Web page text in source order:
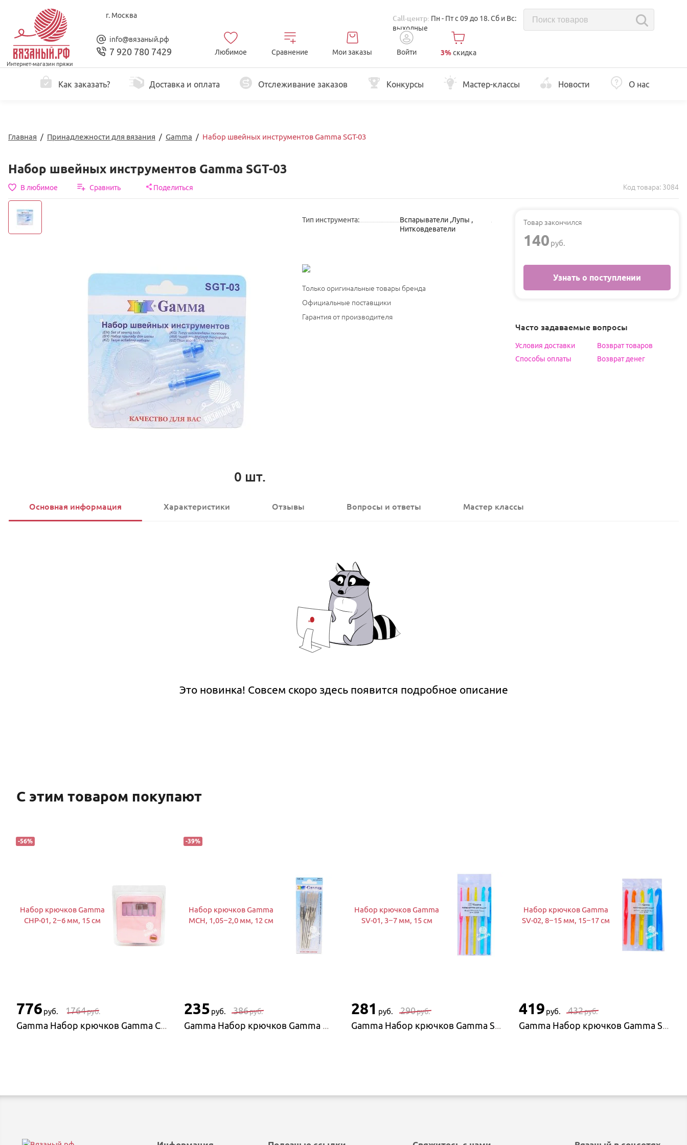
Интернет-магазин пряжи
г. Москва Call-центр: Пн - Пт с 09 до 18. Сб и Вс:
выходные
info@вязаный.рф
7 920 780 7429 Любимое Сравнение Мои заказы Войти 3%скидка
Как заказать? Доставка и оплата Отслеживание заказов Конкурсы Мастер-классы Новости О нас
Главная / Принадлежности для вязания / Gamma / Набор швейных инструментов Gamma SGT-03
Набор швейных инструментов Gamma SGT-03
В любимое Сравнить Поделиться Код товара: 3084
0 шт.
Тип инструмента: Вспарыватели ,Лупы ,
Нитковдеватели
Только оригинальные товары бренда
Официальные поставщики
Гарантия от производителя
Товар закончился
140 руб.
Узнать о поступлении
Часто задаваемые вопросы
Условия доставки
Возврат товаров
Способы оплаты
Возврат денег
Основная информация Характеристики Отзывы Вопросы и ответы Мастер классы
Это новинка! Совсем скоро здесь появится подробное описание
С этим товаром покупают
-56%
Набор крючков Gamma
CHP-01, 2−6 мм, 15 см
776 руб. 1764руб.
Gamma Набор крючков Gamma CHP-01, 2−6 мм, 15 см
-39%
Набор крючков Gamma
MCH, 1,05−2,0 мм, 12 см
235 руб. 386руб.
Gamma Набор крючков Gamma MCH, 1,05−2,0 мм, 12 см
Набор крючков Gamma
SV-01, 3−7 мм, 15 см
281 руб. 290руб.
Gamma Набор крючков Gamma SV-01, 3−7 мм, 15 см
Набор крючков Gamma
SV-02, 8−15 мм, 15−17 см
419 руб. 432руб.
Gamma Набор крючков Gamma SV-02, 8−15 мм, 15−17 см